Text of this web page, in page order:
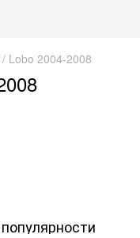
Lobo 2004-2008